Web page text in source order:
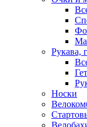
Рукава,
Носки